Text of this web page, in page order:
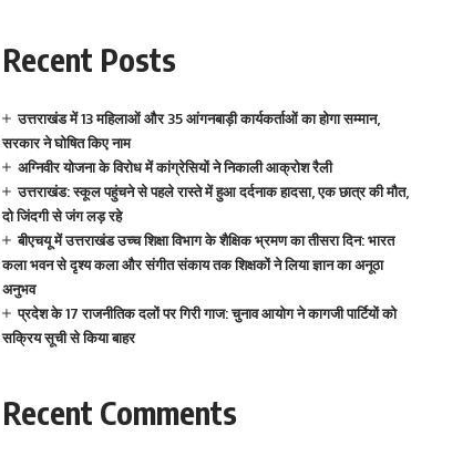
Recent Posts
उत्तराखंड में 13 महिलाओं और 35 आंगनबाड़ी कार्यकर्ताओं का होगा सम्मान,
सरकार ने घोषित किए नाम
अग्निवीर योजना के विरोध में कांग्रेसियों ने निकाली आक्रोश रैली
उत्तराखंड: स्कूल पहुंचने से पहले रास्ते में हुआ दर्दनाक हादसा, एक छात्र की मौत,
दो जिंदगी से जंग लड़ रहे
बीएचयू में उत्तराखंड उच्च शिक्षा विभाग के शैक्षिक भ्रमण का तीसरा दिन: भारत
कला भवन से दृश्य कला और संगीत संकाय तक शिक्षकों ने लिया ज्ञान का अनूठा
अनुभव
प्रदेश के 17 राजनीतिक दलों पर गिरी गाज: चुनाव आयोग ने कागजी पार्टियों को
सक्रिय सूची से किया बाहर
Recent Comments